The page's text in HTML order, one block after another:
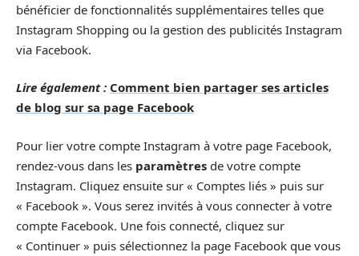
bénéficier de fonctionnalités supplémentaires telles que
Instagram Shopping ou la gestion des publicités Instagram
via Facebook.
Lire également : Comment bien partager ses articles
de blog sur sa page Facebook
Pour lier votre compte Instagram à votre page Facebook,
rendez-vous dans les paramètres de votre compte
Instagram. Cliquez ensuite sur « Comptes liés » puis sur
« Facebook ». Vous serez invités à vous connecter à votre
compte Facebook. Une fois connecté, cliquez sur
« Continuer » puis sélectionnez la page Facebook que vous